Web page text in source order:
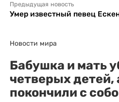
Предыдущая новость
Умер известный певец
Новости мира
Бабушка и мать
четверых детей,
покончили с